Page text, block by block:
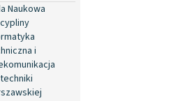
Naukowa
i